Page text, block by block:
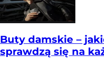
Buty damskie –
sprawdzą się na